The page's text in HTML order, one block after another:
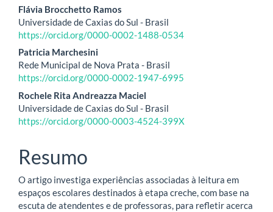
Conteúdo
do
artigo
principal
Flávia Brocchetto Ramos
Universidade de Caxias do Sul - Brasil
https://orcid.org/0000-0002-1488-0534
Patricia Marchesini
Rede Municipal de Nova Prata - Brasil
https://orcid.org/0000-0002-1947-6995
Rochele Rita Andreazza Maciel
Universidade de Caxias do Sul - Brasil
https://orcid.org/0000-0003-4524-399X
Resumo
O artigo investiga experiências associadas à leitura em
espaços escolares destinados à etapa creche, com base na
escuta de atendentes e de professoras, para refletir acerca